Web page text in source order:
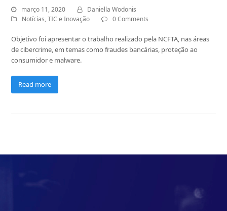
março 11, 2020
Daniella Wodonis
Notícias,TIC e Inovação 0 Comments
Objetivo foi apresentar o trabalho realizado pela NCFTA, nas áreas
de cibercrime, em temas como fraudes bancárias, proteção ao
consumidor e malware.
Read more